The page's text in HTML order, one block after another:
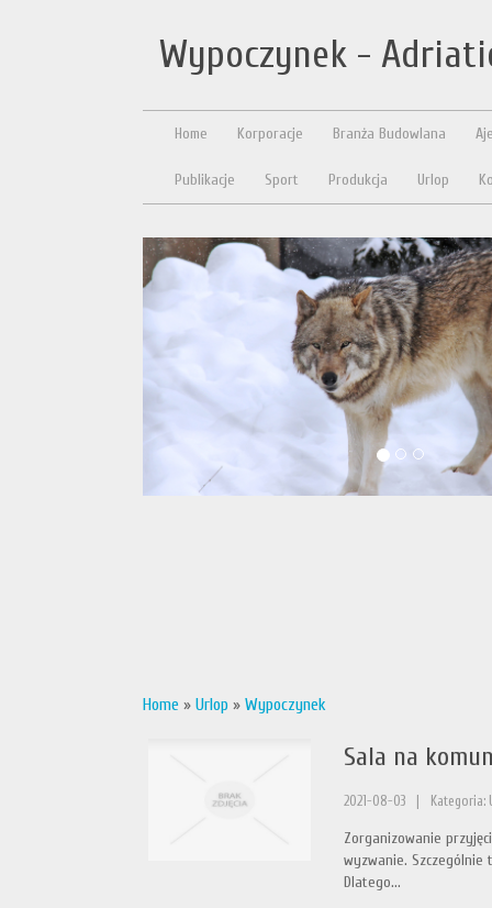
Wypoczynek -
Home Korporacje Branża Budowlana
Publikacje Sport Produkcja Urlop
Home » Urlop » Wypoczynek
Sala na
2021-08-03 Kategoria:
Zorganizowanie
wyzwanie.
Dlatego...